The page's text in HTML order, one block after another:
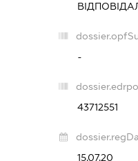
-
43712551
15.07.20